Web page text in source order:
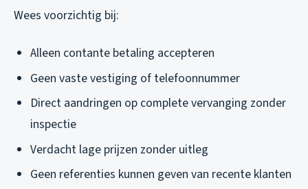
Wees voorzichtig bij:
Alleen contante betaling accepteren
Geen vaste vestiging of telefoonnummer
Direct aandringen op complete vervanging zonder
inspectie
Verdacht lage prijzen zonder uitleg
Geen referenties kunnen geven van recente klanten